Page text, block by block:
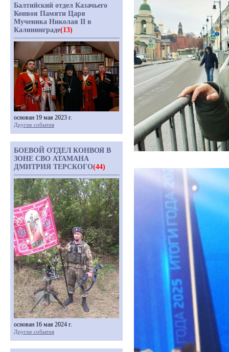
Балтийский отдел Казачьего
Конвоя Памяти Царя
Мученика Николая II в
Калининграде(13)
основан 19 мая 2023 г.
Другие события
БОЕВОЙ ОТДЕЛ КОНВОЯ В
ЗОНЕ СВО АТАМАНА
ДМИТРИЯ ТЕРСКОГО(44)
основан 16 мая 2024 г.
Другие события